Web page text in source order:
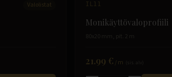
Valolistat IL11
Monikäyttövaloprofiili
80x20 mm, pit. 2 m
21.99 € /m